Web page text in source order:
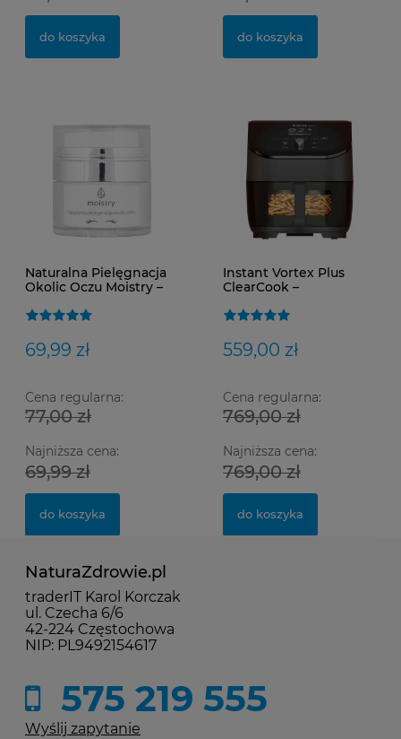
do koszyka do koszyka
Naturalna Pielęgnacja
Okolic Oczu Moistry –
Obrzęków i
Nawilżenie, Jędrność,
Antyoksydacja
69,99 zł
Cena regularna:
77,00 zł
Najniższa cena:
69,99 zł
do koszyka
Instant Vortex Plus
ClearCook –
beztłuszczowa Air Fryer
559,00 zł
Cena regularna:
769,00 zł
Najniższa cena:
769,00 zł
do koszyka
NaturaZdrowie.pl
traderIT Karol Korczak
ul. Czecha 6/6
42-224 Częstochowa
NIP: PL9492154617
575 219 555
Wyślij zapytanie